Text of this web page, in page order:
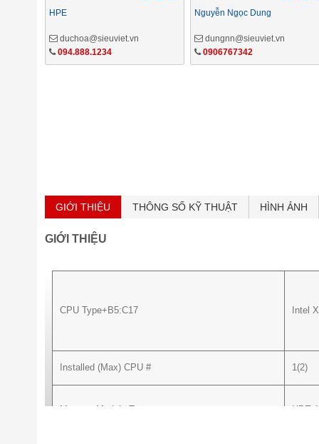
HPE
duchoa@sieuviet.vn
094.888.1234
Nguyễn Ngọc Dung
dungnn@sieuviet.vn
0906767342
GIỚI THIỆU THÔNG SỐ KỸ THUẬT HÌNH ẢNH
GIỚI THIỆU
CPU Type+B5:C17 Intel
Installed (Max) CPU # 1(2)
Memory Module Type HPE